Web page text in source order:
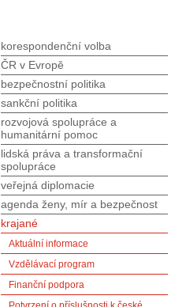
korespondenční volba
ČR v Evropě
bezpečnostní politika
sankční politika
rozvojová spolupráce a
humanitární pomoc
lidská práva a transformační
spolupráce
veřejná diplomacie
agenda ženy, mír a bezpečnost
krajané
Aktuální informace
Vzdělávací program
Finanční podpora